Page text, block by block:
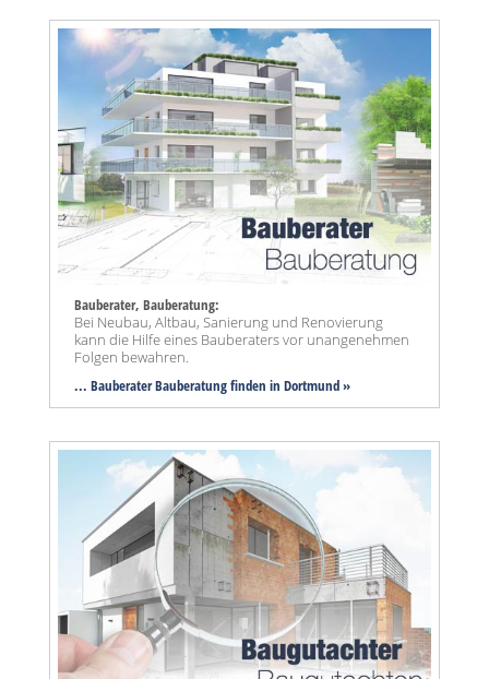
Bauberater, Bauberatung:
Bei Neubau, Altbau, Sanierung und Renovierung
kann die Hilfe eines Bauberaters vor unangenehmen
Folgen bewahren.
... Bauberater Bauberatung finden in Dortmund »